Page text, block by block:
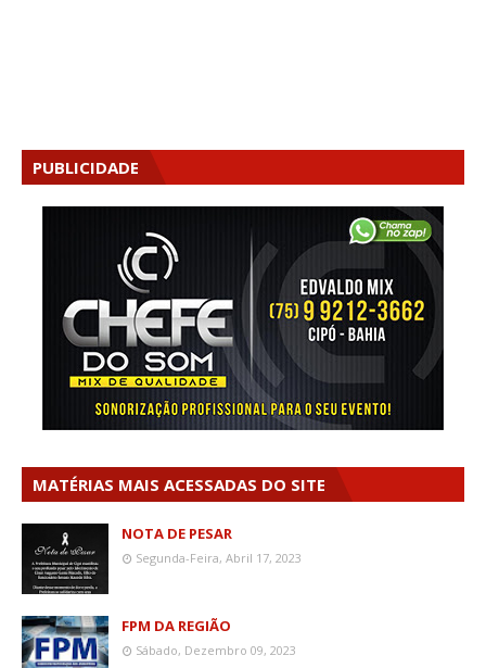
PUBLICIDADE
MATÉRIAS MAIS ACESSADAS DO SITE
NOTA DE PESAR
Segunda-Feira, Abril 17, 2023
FPM DA REGIÃO
Sábado, Dezembro 09, 2023